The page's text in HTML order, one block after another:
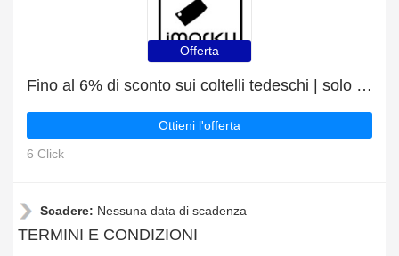
Offerta
Fino al 6% di sconto sui coltelli tedeschi | solo questo mese!
Ottieni l'offerta
6 Click
Scadere: Nessuna data di scadenza
TERMINI E CONDIZIONI